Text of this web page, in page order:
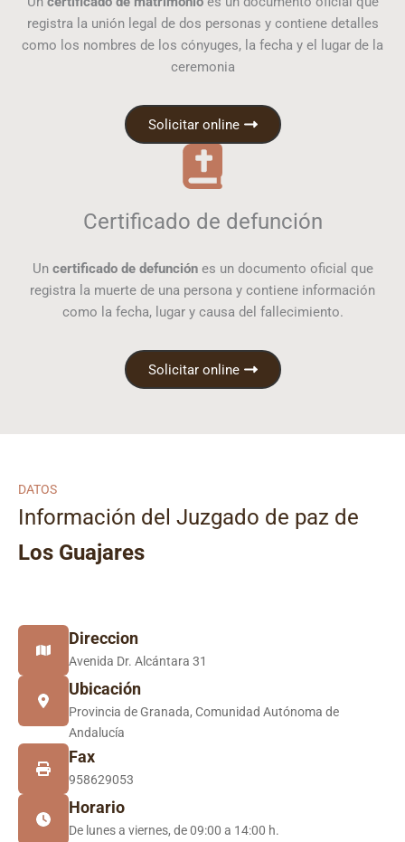
registra la unión legal de dos personas y contiene detalles
como los nombres de los cónyuges, la fecha y el lugar de la
ceremonia
Solicitar online
Certificado de defunción
Un certificado de defunciónes un documento oficial que
registra la muerte de una persona y contiene información
como la fecha, lugar y causa del fallecimiento.
Solicitar online
DATOS
Información del Juzgado de paz de
Los Guajares
Direccion
Avenida Dr. Alcántara 31
Ubicación
Provincia de Granada, Comunidad Autónoma de
Andalucía
Fax
958629053
Horario
De lunes a viernes, de 09:00 a 14:00 h.